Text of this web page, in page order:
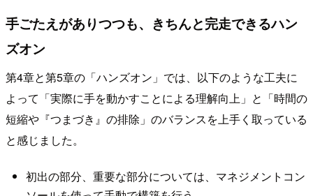
手ごたえがありつつも、きちんと完走できるハン
ズオン
第4章と第5章の「ハンズオン」では、以下のような工夫に
よって「実際に手を動かすことによる理解向上」と「時間の
短縮や『つまづき』の排除」のバランスを上手く取っている
と感じました。
初出の部分、重要な部分については、マネジメントコン